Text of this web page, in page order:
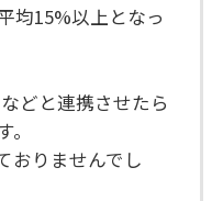
均15%以上となっ
どと連携させたら
おりませんでし